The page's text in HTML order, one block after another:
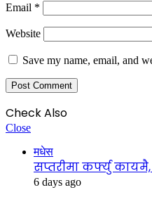
Email *
Website
Save my name, email, and
Check Also
Close
मधेस
सप्तरीमा कर्फ्यु
6 days ago